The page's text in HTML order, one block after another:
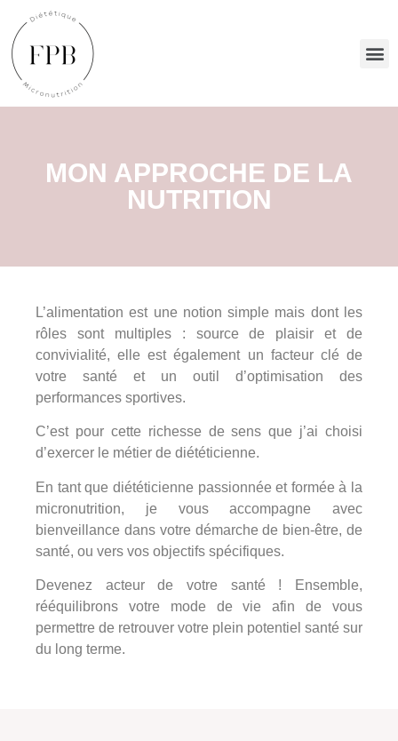
MON APPROCHE DE LA
NUTRITION
L’alimentation est une notion simple mais dont les
rôles sont multiples : source de plaisir et de
convivialité, elle est également un facteur clé de
votre santé et un outil d’optimisation des
performances sportives.
C’est pour cette richesse de sens que j’ai choisi
d’exercer le métier de diététicienne.
En tant que diététicienne passionnée et formée à la
micronutrition, je vous accompagne avec
bienveillance dans votre démarche de bien-être, de
santé, ou vers vos objectifs spécifiques.
Devenez acteur de votre santé ! Ensemble,
rééquilibrons votre mode de vie afin de vous
permettre de retrouver votre plein potentiel santé sur
du long terme.